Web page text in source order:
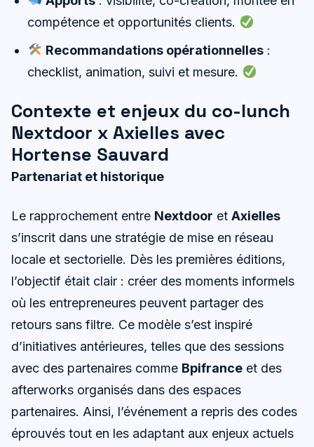
compétence et opportunités clients.
Recommandations opérationnelles:
checklist, animation, suivi et mesure.
Contexte et enjeux du co-lunch
Nextdoor x Axielles avec
Hortense Sauvard
Partenariat et historique
Le rapprochement entre Nextdoor et Axielles
s’inscrit dans une stratégie de mise en réseau
locale et sectorielle. Dès les premières éditions,
l’objectif était clair : créer des moments informels
où les entrepreneures peuvent partager des
retours sans filtre. Ce modèle s’est inspiré
d’initiatives antérieures, telles que des sessions
avec des partenaires comme Bpifrance et des
afterworks organisés dans des espaces
partenaires. Ainsi, l’événement a repris des codes
éprouvés tout en les adaptant aux enjeux actuels